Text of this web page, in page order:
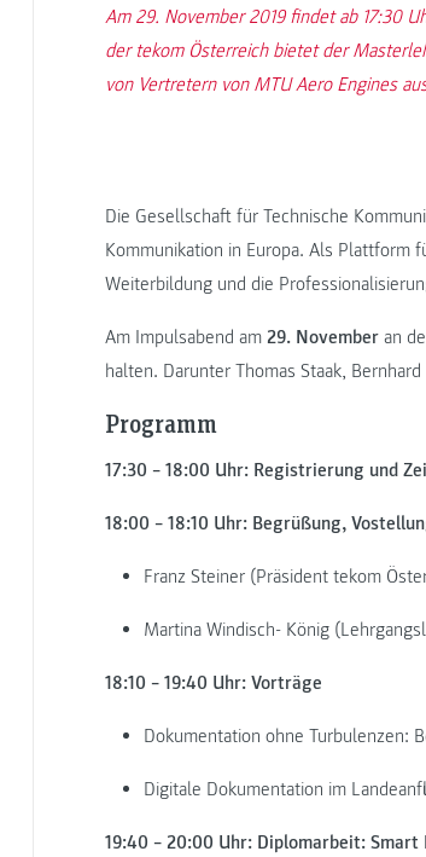
Am 29. November 2019 findet ab 17:30
der tekom Österreich bietet der
von Vertretern von MTU Aero Engines
Die Gesellschaft für Technische
Kommunikation in Europa. Als Plattform
Weiterbildung und die
Am Impulsabend am 29. November an
halten. Darunter Thomas Staak,
Programm
17:30 – 18:00 Uhr: Registrierung und
18:00 – 18:10 Uhr: Begrüßung,
Franz Steiner (Präsident tekom
Martina Windisch- König
18:10 – 19:40 Uhr: Vorträge
Dokumentation ohne Turbulenzen:
Digitale Dokumentation im
19:40 – 20:00 Uhr: Diplomarbeit: